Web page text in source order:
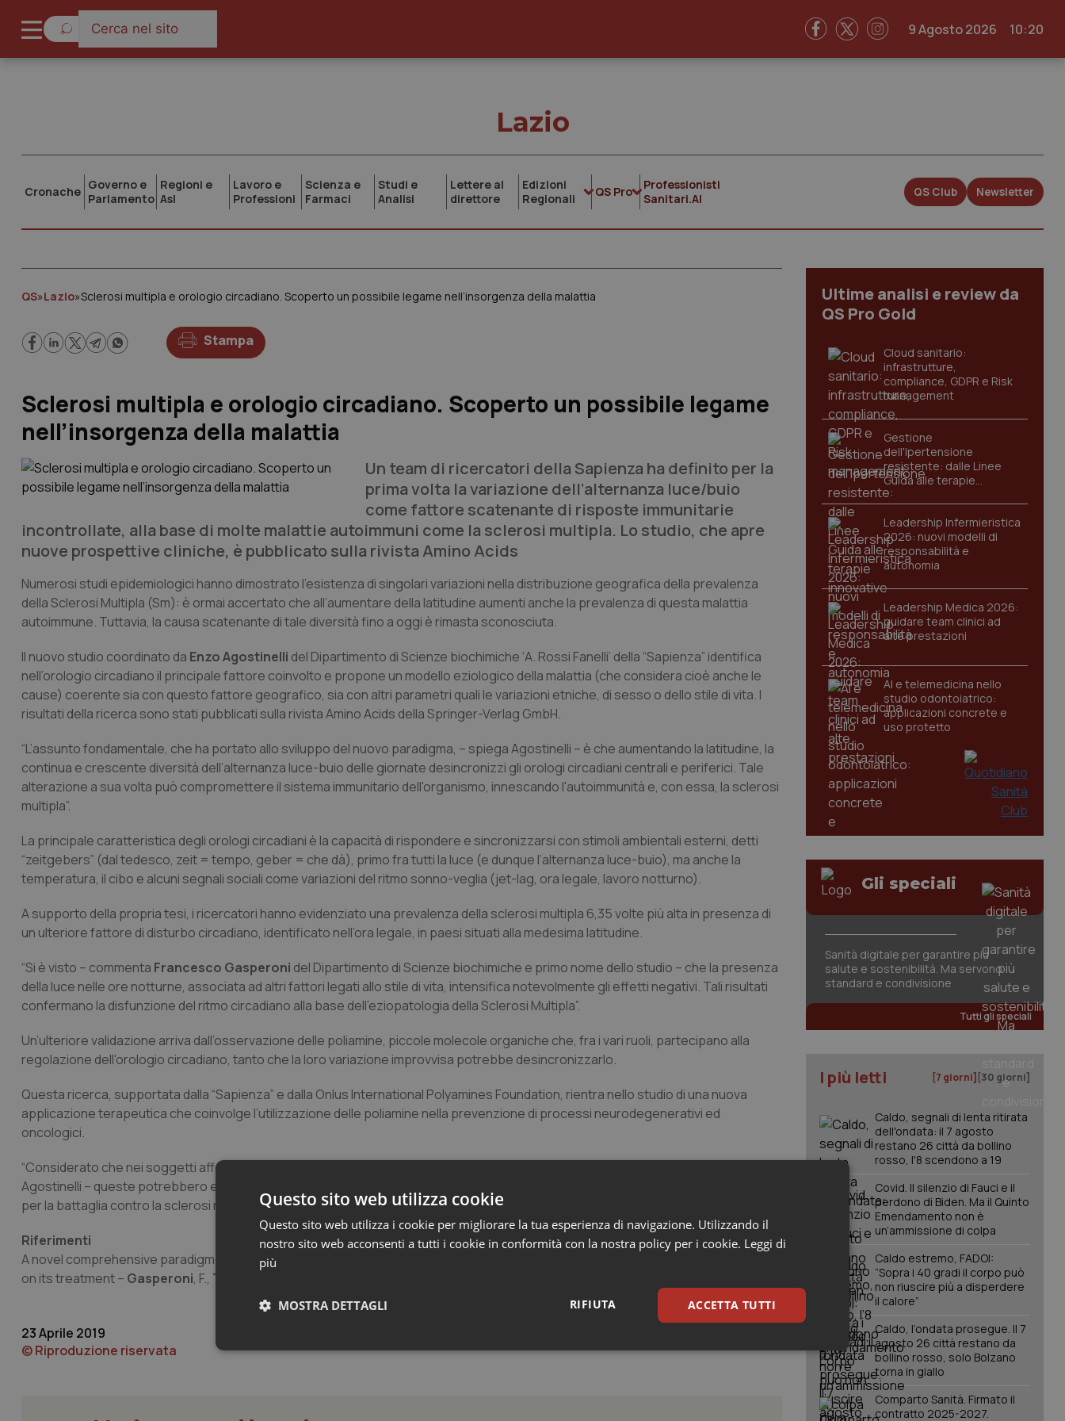
9 Agosto 2026 10:20
Lazio
Cronache Governo e
Parlamento
Regioni e
Asl
Lavoro e
Professioni
Scienza e
Farmaci
Studi e
Analisi
Lettere al
direttore
Edizioni
Regionali
QS Pro
Professionisti
Sanitari.AI
QS Club Newsletter
QS»Lazio»Sclerosi multipla e orologio circadiano. Scoperto un possibile legame nell’insorgenza della malattia
Stampa
Sclerosi multipla e orologio circadiano. Scoperto un possibile legame
nell’insorgenza della malattia
Un team di ricercatori della Sapienza ha definito per la
prima volta la variazione dell’alternanza luce/buio
come fattore scatenante di risposte immunitarie
incontrollate, alla base di molte malattie autoimmuni come la sclerosi multipla. Lo studio, che apre
nuove prospettive cliniche, è pubblicato sulla rivista Amino Acids
Numerosi studi epidemiologici hanno dimostrato l’esistenza di singolari variazioni nella distribuzione geografica della prevalenza
della Sclerosi Multipla (Sm): è ormai accertato che all’aumentare della latitudine aumenti anche la prevalenza di questa malattia
autoimmune. Tuttavia, la causa scatenante di tale diversità fino a oggi è rimasta sconosciuta.
Il nuovo studio coordinato da Enzo Agostinelli del Dipartimento di Scienze biochimiche ‘A. Rossi Fanelli’ della “Sapienza” identifica
nell’orologio circadiano il principale fattore coinvolto e propone un modello eziologico della malattia (che considera cioè anche le
cause) coerente sia con questo fattore geografico, sia con altri parametri quali le variazioni etniche, di sesso o dello stile di vita. I
risultati della ricerca sono stati pubblicati sulla rivistaAmino Acids della Springer-Verlag GmbH.
“L’assunto fondamentale, che ha portato allo sviluppo del nuovo paradigma, – spiega Agostinelli – è che aumentando la latitudine, la
continua e crescente diversità dell’alternanza luce-buio delle giornate desincronizzi gli orologi circadiani centrali e periferici. Tale
alterazione a sua volta può compromettere il sistema immunitario dell'organismo, innescando l'autoimmunità e, con essa, la sclerosi
multipla”.
La principale caratteristica degli orologi circadiani è la capacità di rispondere e sincronizzarsi con stimoli ambientali esterni, detti
“zeitgebers” (dal tedesco, zeit = tempo, geber = che dà), primo fra tutti la luce (e dunque l’alternanza luce-buio), ma anche la
temperatura, il cibo e alcuni segnali sociali come variazioni del ritmo sonno-veglia (jet-lag, ora legale, lavoro notturno).
A supporto della propria tesi, i ricercatori hanno evidenziato una prevalenza della sclerosi multipla 6,35 volte più alta in presenza di
un ulteriore fattore di disturbo circadiano, identificato nell’ora legale, in paesi situati alla medesima latitudine.
“Si è visto – commenta Francesco Gasperoni del Dipartimento di Scienze biochimiche e primo nome dello studio – che la presenza
della luce nelle ore notturne, associata ad altri fattori legati allo stile di vita, intensifica notevolmente gli effetti negativi. Tali risultati
confermano la disfunzione del ritmo circadiano alla base dell’eziopatologia della Sclerosi Multipla”.
Un’ulteriore validazione arriva dall’osservazione delle poliamine, piccole molecole organiche che, fra i vari ruoli, partecipano alla
regolazione dell'orologio circadiano, tanto che la loro variazione improvvisa potrebbe desincronizzarlo.
Questa ricerca, supportata dalla “Sapienza” e dalla Onlus International Polyamines Foundation, rientra nello studio di una nuova
applicazione terapeutica che coinvolge l’utilizzazione delle poliamine nella prevenzione di processi neurodegenerativi ed
oncologici.
“Considerato che nei soggetti affetti da malattie autoimmuni le poliamine sono presenti in concentrazioni molto elevate – conclude
Agostinelli – queste potrebbero essere considerate un ulteriore nuovo target per lo sviluppo di nuove prospettive terapeutiche
per la battaglia contro la sclerosi multipla”.
Riferimenti
A novel comprehensive paradigm for the etiopathogenesis of multiple sclerosis: therapeutic approaches and future perspectives
on its treatment– Gasperoni, F., Turini
23 Aprile 2019
© Riproduzione riservata
Ultime analisi e review da
QS Pro Gold
Cloud sanitario:
infrastrutture,
compliance, GDPR e Risk
management
Gestione
dell'Ipertensione
resistente: dalle Linee
Guida alle terapie
innovative
Leadership Infermieristica
2026: nuovi modelli di
responsabilità e
autonomia
Leadership Medica 2026:
guidare team clinici ad
alte prestazioni
AI e telemedicina nello
studio odontoiatrico:
applicazioni concrete e
uso protetto
Gli speciali
Sanità digitale per garantire più
salute e sostenibilità. Ma servono
standard e condivisione
Tutti gli speciali
I più letti [7 giorni] [30 giorni]
Caldo, segnali di lenta ritirata
dell'ondata: il 7 agosto
restano 26 città da bollino
rosso, l'8 scendono a 19
Covid. Il silenzio di Fauci e il
perdono di Biden. Ma il Quinto
Emendamento non è
un’ammissione di colpa
Caldo estremo, FADOI:
“Sopra i 40 gradi il corpo può
non riuscire più a disperdere
il calore”
Caldo, l’ondata prosegue. Il 7
agosto 26 città restano da
bollino rosso, solo Bolzano
torna in giallo
Comparto Sanità. Firmato il
contratto 2025-2027.
Questo sito web utilizza cookie
Questo sito web utilizza i cookie per migliorare la tua esperienza di navigazione. Utilizzando il
nostro sito web acconsenti a tutti i cookie in conformità con la nostra policy per i cookie. Leggi di
più
ACCETTA TUTTI
RIFIUTA
MOSTRA DETTAGLI
Necessari Statistici Marketing